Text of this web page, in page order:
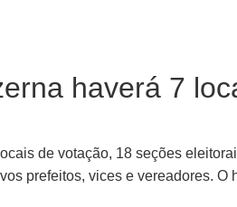
haverá 7
de votação, 18 seções
prefeitos, vices e vereadores. O